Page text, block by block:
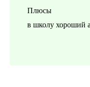
Плюсы
в школу хороший